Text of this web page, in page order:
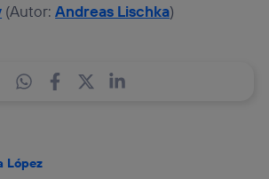
(Autor:Andreas Lischka)
López